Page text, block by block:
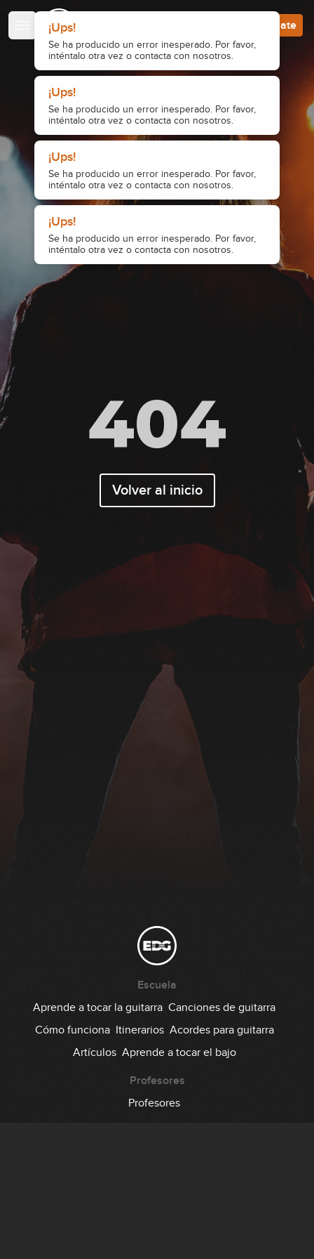
¡Ups!
Se ha producido un error inesperado. Por favor,
inténtalo otra vez o contacta con nosotros.
¡Ups!
Se ha producido un error inesperado. Por favor,
inténtalo otra vez o contacta con nosotros.
¡Ups!
Se ha producido un error inesperado. Por favor,
inténtalo otra vez o contacta con nosotros.
¡Ups!
Se ha producido un error inesperado. Por favor,
inténtalo otra vez o contacta con nosotros.
Regístrate
404
Volver al inicio
Escuela
Aprende a tocar la guitarra Canciones de guitarra
Cómo funciona Itinerarios Acordes para guitarra
Artículos Aprende a tocar el bajo
Profesores
Profesores
Escuela de Guitarristas